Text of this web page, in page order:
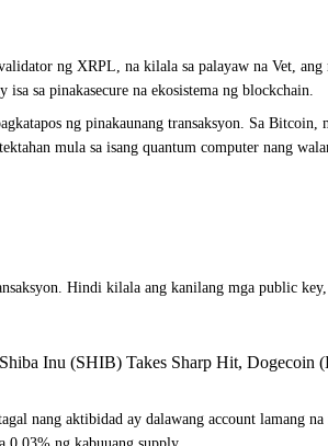
ng XRPL, na kilala sa palayaw na Vet, ang
sa pinakasecure na ekosistema ng blockchain.
ng pinakaunang transaksyon. Sa Bitcoin,
mula sa isang quantum computer nang
Hindi kilala ang kanilang mga public
Inu (SHIB) Takes Sharp Hit, Dogecoin
nang aktibidad ay dalawang account lamang